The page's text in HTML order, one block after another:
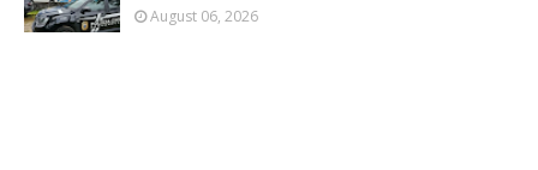
August 06, 2026